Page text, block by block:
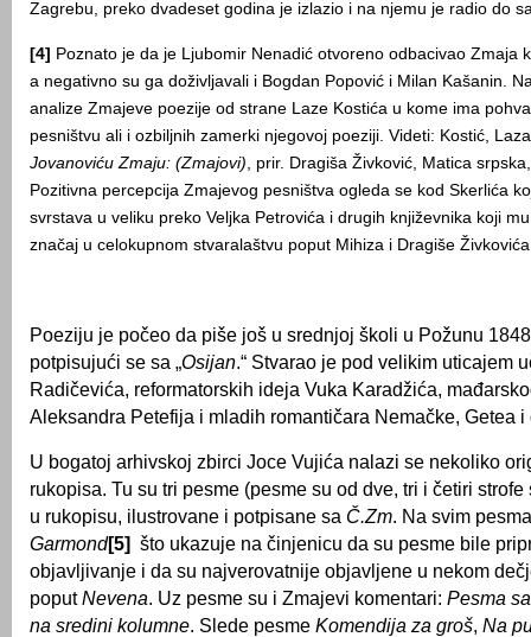
Zagrebu, preko dvadeset godina je izlazio i na njemu je radio do
[4] Poznato je da je Ljubomir Nenadić otvoreno odbacivao Zmaja
a negativno su ga doživljavali i Bogdan Popović i Milan Kašanin.
analize Zmajeve poezije od strane Laze Kostića u kome ima
pesništvu ali i ozbiljnih zamerki njegovoj poeziji. Videti: Kostić,
Jovanoviću Zmaju: (Zmajovi), prir. Dragiša Živković, Matica
Pozitivna percepcija Zmajevog pesništva ogleda se kod Skerlića
svrstava u veliku preko Veljka Petrovića i drugih književnika koji
značaj u celokupnom stvaralaštvu poput Mihiza i Dragiše
Poeziju je počeo da piše još u srednjoj školi u Požunu
potpisujući se sa „Osijan.“ Stvarao je pod velikim uticajem
Radičevića, reformatorskih ideja Vuka Karadžića,
Aleksandra Petefija i mladih romantičara Nemačke, Getea i
U bogatoj arhivskoj zbirci Joce Vujića nalazi se nekoliko
rukopisa. Tu su tri pesme (pesme su od dve, tri i četiri
u rukopisu, ilustrovane i potpisane sa Č.Zm. Na svim
Garmond[5] što ukazuje na činjenicu da su pesme bile
objavljivanje i da su najverovatnije objavljene u nekom
poputNevena. Uz pesme su i Zmajevi komentari: Pesma sa
na sredini kolumne. Slede pesme Komendija za groš, Na